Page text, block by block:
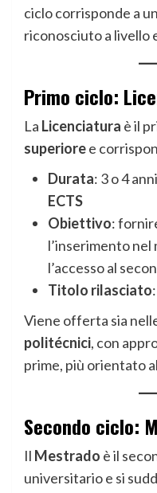
ciclo corrisponde a
riconosciuto a livello
Primo ciclo:
La Licenciatura è il
superioree
Durata: 3 o 4
ECTS
Obiettivo:
l’inserimento
l’accesso al
Titolo rilasciato:
Viene offerta sia
politécnici, con
prime, più orientato
Secondo ciclo:
Il Mestrado è il
universitario e si